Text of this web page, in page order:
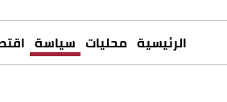
الرئيسية محليات سياسة